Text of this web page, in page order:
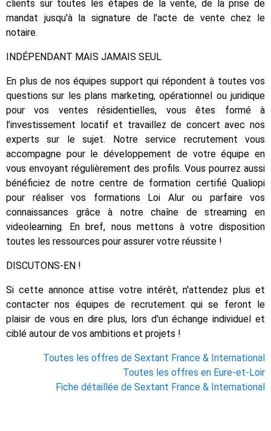
clients sur toutes les étapes de la vente, de la prise de
mandat jusqu'à la signature de l'acte de vente chez le
notaire.
INDÉPENDANT MAIS JAMAIS SEUL
En plus de nos équipes support qui répondent à toutes vos
questions sur les plans marketing, opérationnel ou juridique
pour vos ventes résidentielles, vous êtes formé à
l’investissement locatif et travaillez de concert avec nos
experts sur le sujet. Notre service recrutement vous
accompagne pour le développement de votre équipe en
vous envoyant régulièrement des profils. Vous pourrez aussi
bénéficiez de notre centre de formation certifié Qualiopi
pour réaliser vos formations Loi Alur ou parfaire vos
connaissances grâce à notre chaîne de streaming en
videolearning. En bref, nous mettons à votre disposition
toutes les ressources pour assurer votre réussite !
DISCUTONS-EN !
Si cette annonce attise votre intérêt, n'attendez plus et
contacter nos équipes de recrutement qui se feront le
plaisir de vous en dire plus, lors d'un échange individuel et
ciblé autour de vos ambitions et projets !
Toutes les offres de Sextant France & International
Toutes les offres en Eure-et-Loir
Fiche détaillée de Sextant France & International